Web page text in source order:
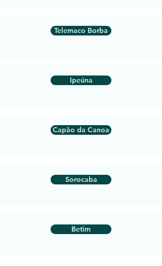
Telemaco Borba
Ipeúna
Capão da Canoa
Sorocaba
Betim